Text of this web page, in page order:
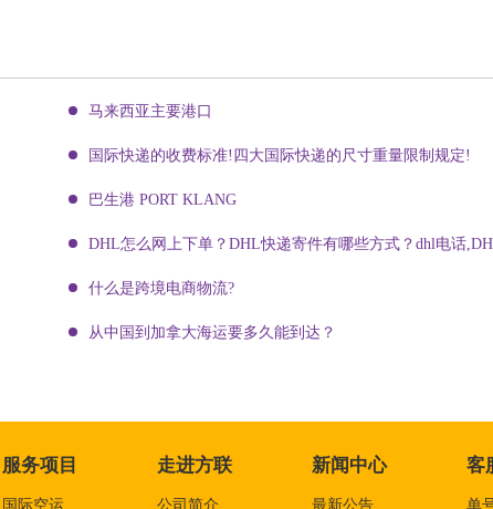
马来西亚主要港口
国际快递的收费标准!四大国际快递的尺寸重量限制规定!
巴生港 PORT KLANG
DHL怎么网上下单？DHL快递寄件有哪些方式？dhl电话
什么是跨境电商物流?
从中国到加拿大海运要多久能到达？
服务项目
国际空运
走进方联
公司简介
新闻中心
最新公告
客
单